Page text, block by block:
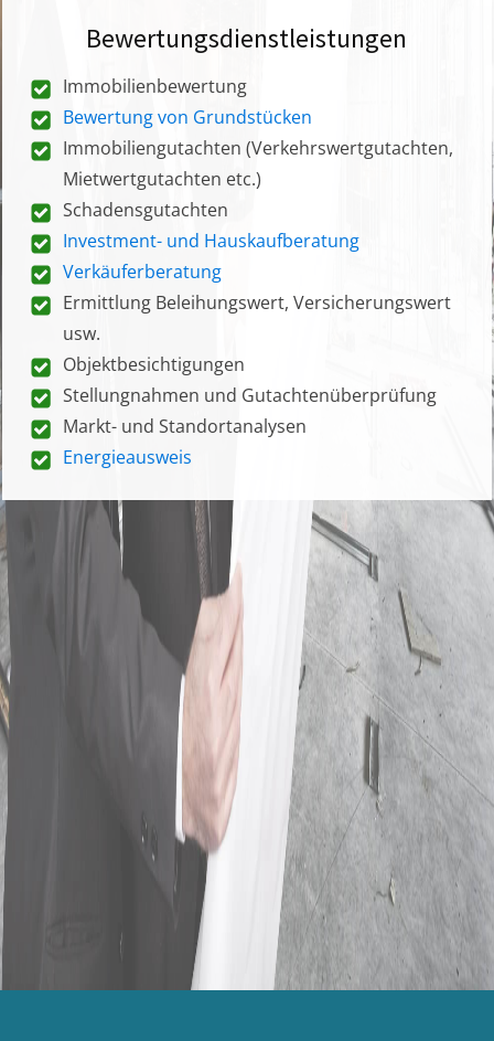
Bewertungsdienstleistungen
Immobilienbewertung
Bewertung von Grundstücken
Immobiliengutachten (Verkehrswertgutachten,
Mietwertgutachten etc.)
Schadensgutachten
Investment- und Hauskaufberatung
Verkäuferberatung
Ermittlung Beleihungswert, Versicherungswert
usw.
Objektbesichtigungen
Stellungnahmen und Gutachtenüberprüfung
Markt- und Standortanalysen
Energieausweis